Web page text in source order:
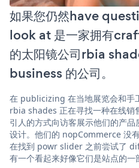
如果您仍然have
look at 是一家拥有
的太阳镜公司rbia
business 的公司。
在 publicizing 在当地展览会和手
rbia shades 正在寻找一种在线销
引人的方式向访客展示他们的产
设计。他们的 nopCommerce 没
在找到 powr slider 之前尝试了
有一个看起来好像它们是站点的一